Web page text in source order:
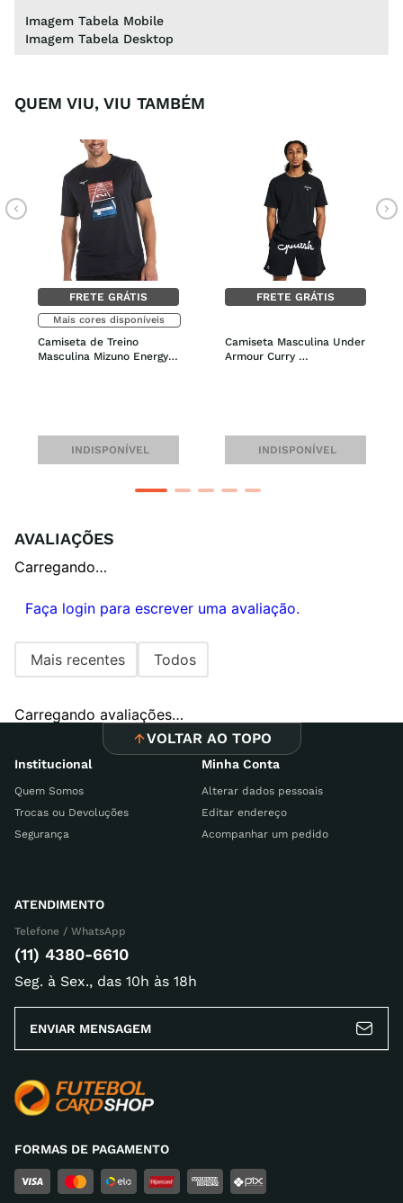
Imagem Tabela Mobile
Imagem Tabela Desktop
QUEM VIU, VIU TAMBÉM
FRETE GRÁTIS
Mais cores disponíveis
Camiseta de Treino
Masculina Mizuno Energy
INDISPONÍVEL
FRETE GRÁTIS
Camiseta Masculina Under
Armour Curry
INDISPONÍVEL
AVALIAÇÕES
Carregando…
Faça login para escrever uma avaliação.
Mais recentes Todos
Carregando avaliações…
VOLTAR AO TOPO
Institucional
Quem Somos
Trocas ou Devoluções
Segurança
Minha Conta
Alterar dados pessoais
Editar endereço
Acompanhar um pedido
ATENDIMENTO
Telefone / WhatsApp
(11) 4380-6610
Seg. à Sex., das 10h às 18h
ENVIAR MENSAGEM
FORMAS DE PAGAMENTO